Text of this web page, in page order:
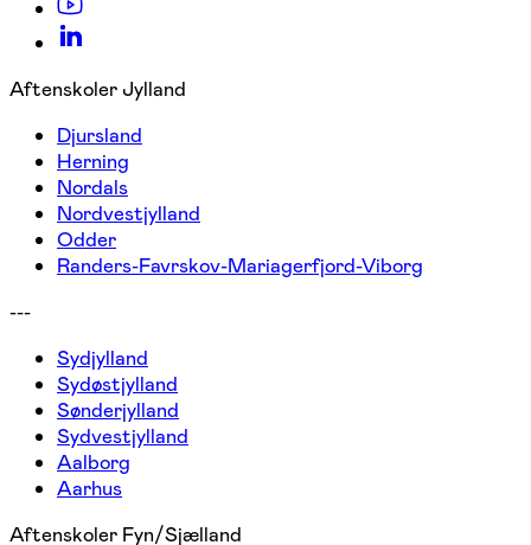
Aftenskoler Jylland
Djursland
Herning
Nordals
Nordvestjylland
Odder
Randers-Favrskov-Mariagerfjord-Viborg
---
Sydjylland
Sydøstjylland
Sønderjylland
Sydvestjylland
Aalborg
Aarhus
Aftenskoler Fyn/Sjælland